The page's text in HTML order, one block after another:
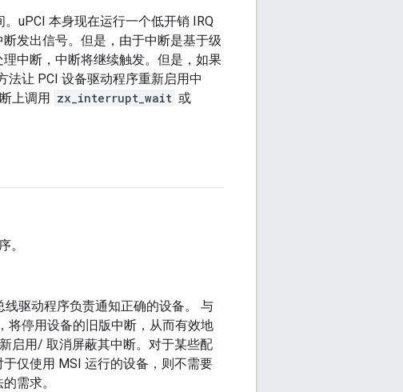
uPCI 本身现在运行一个低开销 IRQ
发出信号。但是，由于中断是基于级
中断，中断将继续触发。但是，如果
法让 PCI 设备驱动程序重新启用中
上调用 zx_interrupt_wait 或
。
驱动程序负责通知正确的设备。 与
将停用设备的旧版中断，从而有效地
启用/ 取消屏蔽其中断。对于某些配
仅使用 MSI 运行的设备，则不需要
需求。